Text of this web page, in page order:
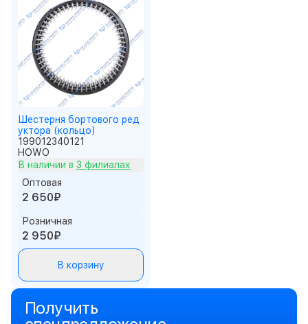
Шестерня бортового ред
уктора (кольцо)
199012340121
HOWO
В наличии в 3 филиалах
Оптовая
2 650₽
Розничная
2 950₽
В корзину
Получить